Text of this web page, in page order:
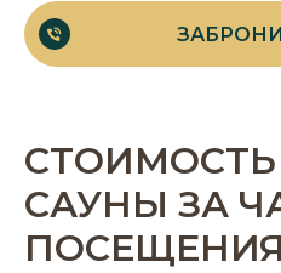
САУНЫ ЗА
ПОСЕЩЕНИЯ